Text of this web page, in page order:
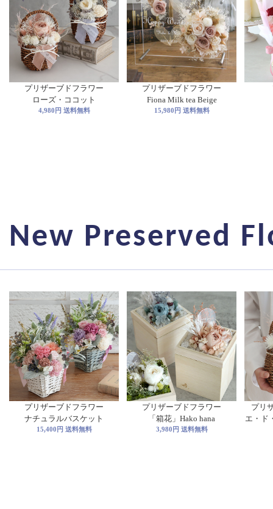
プリザーブドフラワー
ローズ・ココット
4,980円 送料無料
プリザーブドフラワー
Fiona Milk tea Beige
15,980円 送料無料
New Preserved
プリザーブドフラワー
ナチュラルバスケット
15,400円 送料無料
プリザーブドフラワー
「箱花」Hako hana
3,980円 送料無料
プリ
エ・ド